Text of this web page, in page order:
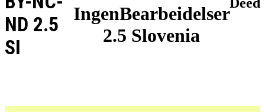
IngenBearbeidelser
2.5 Slovenia
ND 2.5
SI